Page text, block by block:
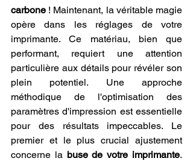
carbone ! Maintenant, la véritable magie
opère dans les réglages de votre
imprimante. Ce matériau, bien que
performant, requiert une attention
particulière aux détails pour révéler son
plein potentiel. Une approche
méthodique de l'optimisation des
paramètres d'impression est essentielle
pour des résultats impeccables. Le
premier et le plus crucial ajustement
concerne la buse de votre imprimante.